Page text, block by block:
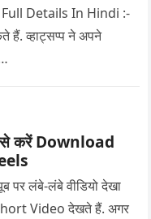
Details In Hindi :-
हैं. व्हाट्सप्प ने अपने
ऐसे करें Download
पर लंबे-लंबे वीडियो देखा
Video देखते हैं. अगर